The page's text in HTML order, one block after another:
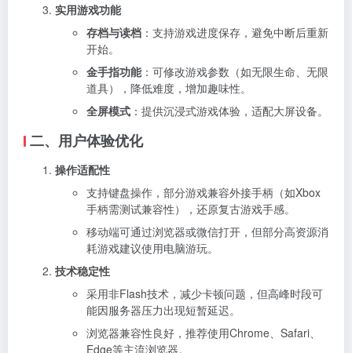
实用游戏功能
存档与读档 ：支持游戏进度保存，避免中断后重新
开始。
金手指功能：可修改游戏参数（如无限生命、无限
道具），降低难度，增加趣味性。
全屏模式 ：提供沉浸式游戏体验，适配大屏设备。
二、用户体验优化
操作适配性
支持键盘操作，部分游戏兼容外接手柄（如Xbox
手柄需测试兼容性），还原复古游戏手感。
移动端可通过浏览器或微信打开，但部分高资源消
耗游戏建议使用电脑游玩。
技术稳定性
采用非Flash技术，减少卡顿问题，但高峰时段可
能因服务器压力出现短暂延迟。
浏览器兼容性良好，推荐使用Chrome、Safari、
Edge等主流浏览器。